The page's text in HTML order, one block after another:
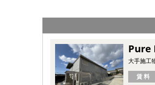
Pure
大手施工
賃 料